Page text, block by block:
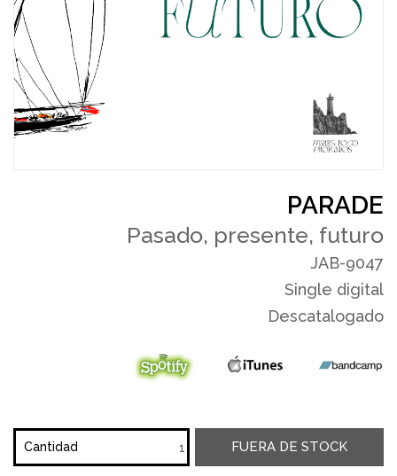
PARADE
Pasado, presente, futuro
JAB-9047
Single digital
Descatalogado
Cantidad FUERA DE STOCK